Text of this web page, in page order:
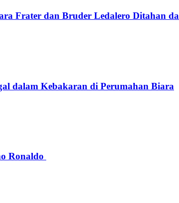
Frater dan Bruder Ledalero Ditahan
dalam Kebakaran di Perumahan Biara
Ronaldo